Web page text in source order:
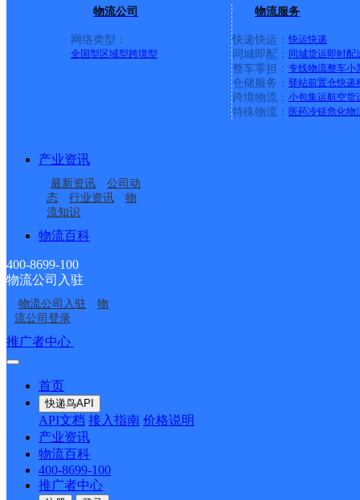
物流公司
网络类型：
全国型 区域型跨境型
物流服务
快递快运： 快运快递
同城即配： 同城货运即时配
整车零担： 专线物流整车小
仓储服务： 驿站前置仓快递
跨境物流： 小包集运航空货
特殊物流： 医药冷链危化物
产业资讯
最新资讯
公司动
态
行业资讯
物
流知识
物流百科
400-8699-100
物流公司入驻
物流公司入驻
物
流公司登录
推广者中心
首页
快递鸟API
API文档 接入指南 价格说明
产业资讯
物流百科
400-8699-100
推广者中心
中国邮政集团有限公司新疆维吾尔自治区叶城县
淮北濉溪县百善镇营业
部
淮北濉溪县
双堆邮政支局
溪河路邮政所
韩村邮政支局
百善矿邮政所
接口API
API接口 DEMO下载
关于我们
公司介绍 企业动态
合作伙伴 快递鸟接口服务协议